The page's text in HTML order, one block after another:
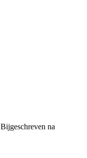
Bijgeschreven na